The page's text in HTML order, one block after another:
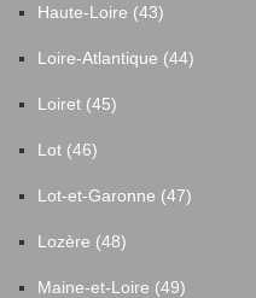
Haute-Loire (43)
Loire-Atlantique (44)
Loiret (45)
Lot (46)
Lot-et-Garonne (47)
Lozère (48)
Maine-et-Loire (49)